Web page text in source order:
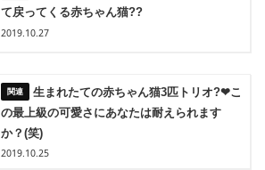
て戻ってくる赤ちゃん猫??
2019.10.27
生まれたての赤ちゃん猫3匹トリオ?❤こ
の最上級の可愛さにあなたは耐えられます
か？(笑)
2019.10.25